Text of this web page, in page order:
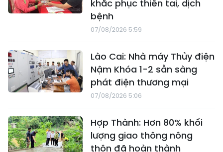
khắc phục thiên tai, dịch
bệnh
07/08/2026 5:59
Lào Cai: Nhà máy Thủy điện
Nậm Khóa 1-2 sẵn sàng
phát điện thương mại
07/08/2026 5:06
Hợp Thành: Hơn 80% khối
lượng giao thông nông
thôn đã hoàn thành